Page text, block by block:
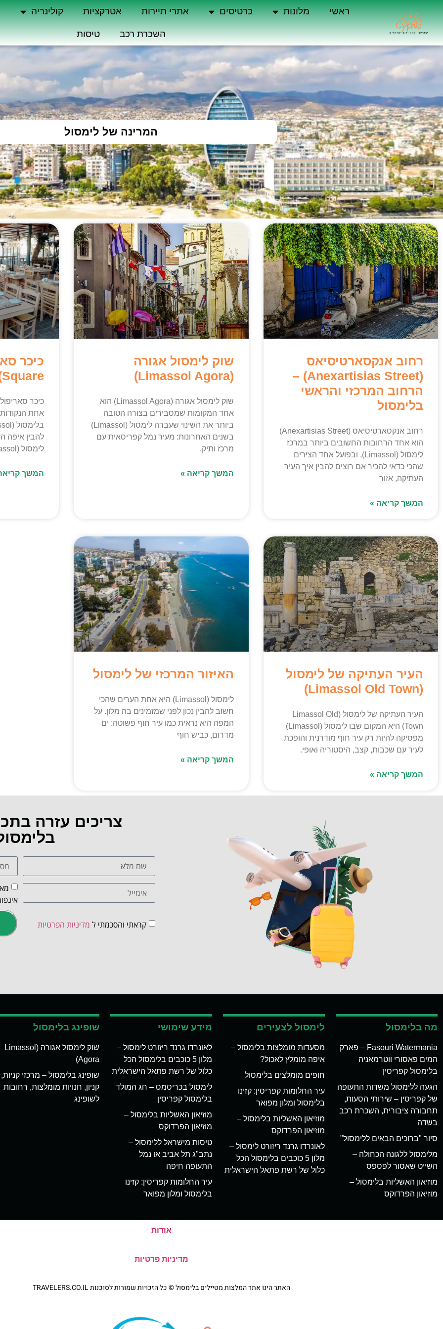
ראשי מלונות כרטיסים אתרי תיירות אטרקציות קולינריה
השכרת רכב טיסות
המרינה של לימסול
רחוב אנקסארטיסיאס
(Anexartisias Street) –
הרחוב המרכזי והראשי
בלימסול
רחוב אנקסארטיסיאס (Anexartisias Street)
הוא אחד הרחובות החשובים ביותר במרכז
לימסול (Limassol), ובפועל אחד הצירים
שהכי כדאי להכיר אם רוצים להבין איך העיר
העתיקה, אזור
המשך קריאה »
שוק לימסול אגורה
(Limassol Agora)
שוק לימסול אגורה (Limassol Agora) הוא
אחד המקומות שמסבירים בצורה הטובה
ביותר את השינוי שעברה לימסול (Limassol)
בשנים האחרונות: מעיר נמל קפריסאית עם
מרכז ותיק,
המשך קריאה »
Square) בלימסול
אחת
להבין איפה
לימסול (Limassol) היא עיר
המשך
העיר העתיקה של לימסול
(Limassol Old Town)
העיר העתיקה של לימסול (Limassol Old
Town) היא המקום שבו לימסול (Limassol)
מפסיקה להיות רק עיר חוף מודרנית והופכת
לעיר עם שכבות, קצב, היסטוריה ואופי.
המשך קריאה »
האיזור המרכזי של לימסול
לימסול (Limassol) היא אחת הערים שהכי
חשוב להבין נכון לפני שמזמינים בה מלון. על
המפה היא נראית כמו עיר חוף פשוטה: ים
מדרום, כביש חוף
המשך קריאה »
צריכים עזרה
קראתי והסכמתי ל מדיניות הפרטיות
מה בלימסול
Fasouri Watermania – פארק
המים פאסורי ווטרמאניה
בלימסול קפריסין
הגעה ללימסול משדות התעופה
של קפריסין – שירותי הסעות,
תחבורה ציבורית, השכרת רכב
בשדה
סיור "ברוכים הבאים ללימסול"
מלימסול ללגונה הכחולה –
השייט שאסור לפספס
מוזיאון האשליות בלימסול –
מוזיאון הפרדוקס
לימסול לצעירים
מסעדות מומלצות בלימסול –
איפה מומלץ לאכול?
חופים מומלצים בלימסול
עיר החלומות קפריסין: קזינו
בלימסול ומלון מפואר
מוזיאון האשליות בלימסול –
מוזיאון הפרדוקס
לאונרדו גרנד ריזורט לימסול –
מלון 5 כוכבים בלימסול הכל
כלול של רשת פתאל הישראלית
מידע שימושי
לאונרדו גרנד ריזורט לימסול –
מלון 5 כוכבים בלימסול הכל
כלול של רשת פתאל הישראלית
לימסול בכריסמס – חג המולד
בלימסול קפריסין
מוזיאון האשליות בלימסול –
מוזיאון הפרדוקס
טיסות מישראל ללימסול –
נתב"ג תל אביב או נמל
התעופה חיפה
עיר החלומות קפריסין: קזינו
בלימסול ומלון מפואר
שופינג בלימסול
שוק לימסול אגורה (Limassol
Agora)
שופינג בלימסול – מרכזי קניות,
קניון, חנויות מומלצות, רחובות
לשופינג
אודות
מדיניות פרטיות
האתר הינו אתר המלצות מטיילים בלימסול © כל הזכויות שמורות לסוכנות TRAVELERS.CO.IL